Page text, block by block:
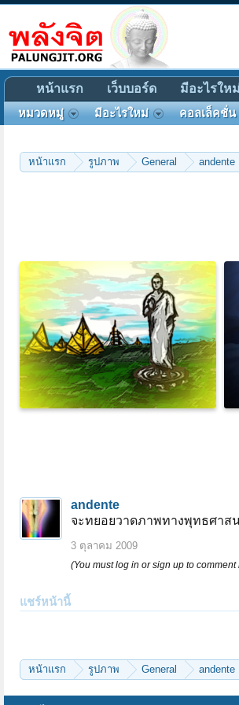
หน้าแรก รูปภาพ General andente
andente
จะทยอยวาดภาพทางพุทธศาส
3 ตุลาคม 2009
(You must log in or sign up to comment
แชร์หน้านี้
หน้าแรก รูปภาพ General andente
หน้าแรก เว็บบอร์ด มีอะไรให
หมวดหมู่ มีอะไรใหม่ คอลเล็คชั่น